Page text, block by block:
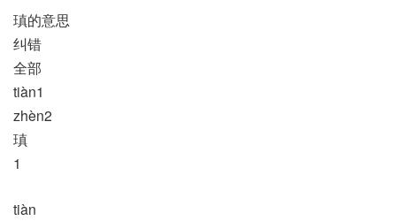
瑱的意思
纠错
全部
tiàn1
zhèn2
瑱
1
tiàn